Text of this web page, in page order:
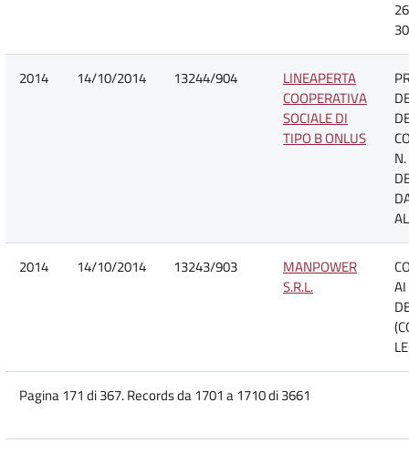
2014 14/10/2014 13244/904
LINEAPERTA
COOPERATIVA
SOCIALE DI
TIPO B ONLUS
2014 14/10/2014 13243/903
MANPOWER
S.R.L.
AI
Pagina 171 di 367. Records da 1701 a 1710 di 3661